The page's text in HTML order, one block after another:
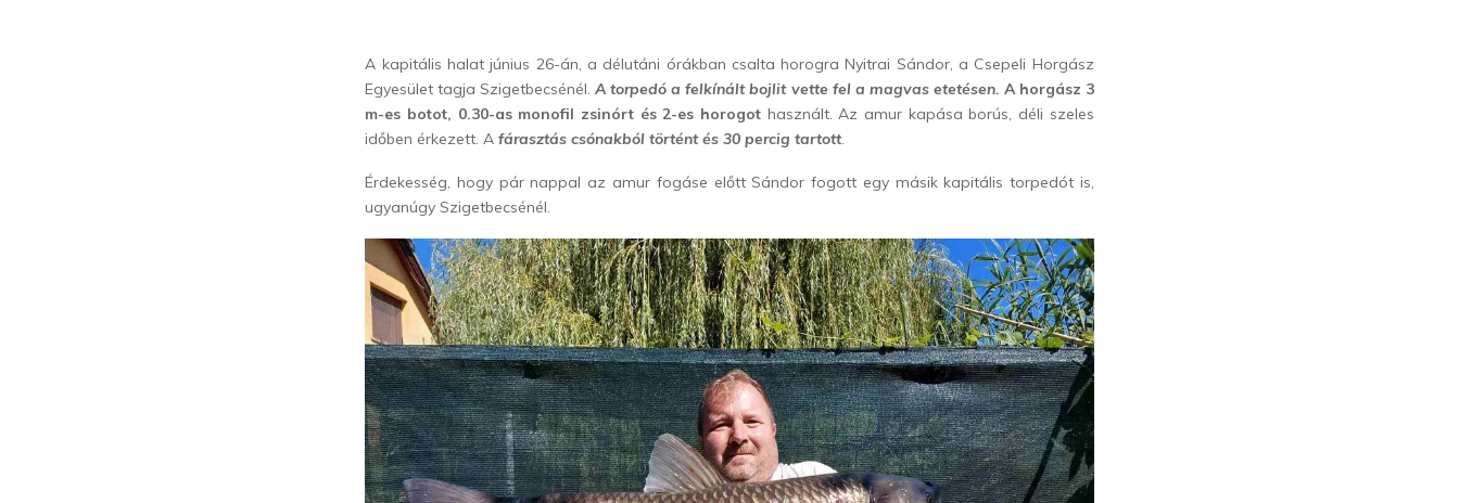
A kapitális halat június 26-án, a délutáni órákban csalta horogra Nyitrai Sándor, a Csepeli Horgász
Egyesület tagja Szigetbecsénél.A torpedó a felkínált bojlit vette fel a magvas etetésen. A horgász 3
m-es botot, 0.30-as monofil zsinórt és 2-es horogot használt. Az amur kapása borús, déli szeles
időben érkezett. Afárasztás csónakból történt és 30 percig tartott.
Érdekesség, hogy pár nappal az amur fogáse előtt Sándor fogott egy másik kapitális torpedót is,
ugyanúgy Szigetbecsénél.